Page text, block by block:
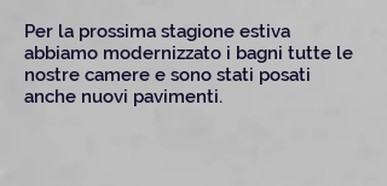
Per la prossima stagione estiva
abbiamo modernizzato i bagni tutte le
nostre camere e sono stati posati
anche nuovi pavimenti.